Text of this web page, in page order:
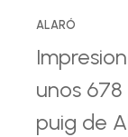
ALARÓ
unos
puig de